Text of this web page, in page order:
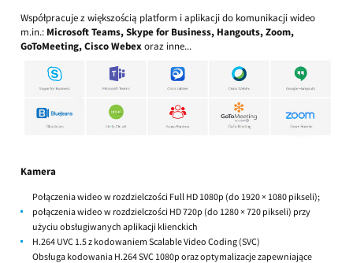
Współpracuje z większością platform i aplikacji do komunikacji wideo
m.in.: Microsoft Teams, Skype for Business, Hangouts, Zoom,
GoToMeeting, Cisco Webexoraz inne...
Kamera
Połączenia wideo w rozdzielczości Full HD 1080p (do 1920 × 1080 pikseli);
połączenia wideo w rozdzielczości HD 720p (do 1280 × 720 pikseli) przy
użyciu obsługiwanych aplikacji klienckich
H.264 UVC 1.5 z kodowaniem Scalable Video Coding (SVC)
Obsługa kodowania H.264 SVC 1080p oraz optymalizacje zapewniające